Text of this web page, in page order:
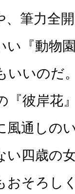
、筆力全
い『動物
いいのだ
『彼岸花
風通しの
い四歳の
おそろし